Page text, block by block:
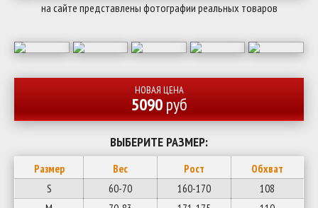
на сайте представлены фотографии реальных товаров
НОВАЯ ЦЕНА
5090руб
ВЫБЕРИТЕ РАЗМЕР:
Размер Вес Рост
Обхват
S
60-70 160-170
108